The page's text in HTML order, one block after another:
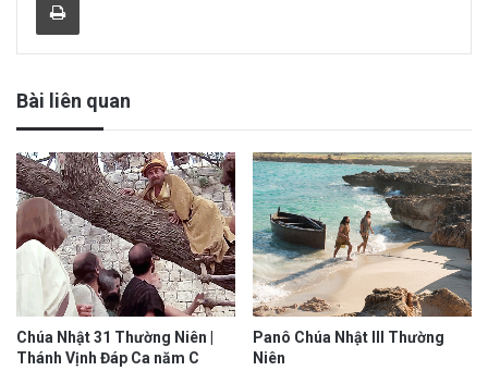
Bài liên quan
Chúa Nhật 31 Thường Niên |
Thánh Vịnh Đáp Ca năm C
Panô Chúa Nhật III Thường
Niên